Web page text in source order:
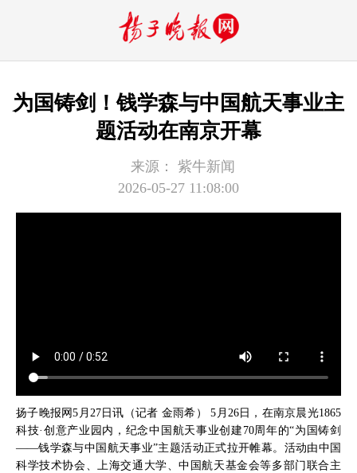
为国铸剑！钱学森与中国航天事业主
题活动在南京开幕
来源：
紫牛新闻
2026-05-27 11:08:00
扬子晚报网5月27日讯（记者 金雨希） 5月26日，在南京晨光1865
科技·创意产业园内，纪念中国航天事业创建70周年的“为国铸剑
——钱学森与中国航天事业”主题活动正式拉开帷幕。活动由中国
科学技术协会、上海交通大学、中国航天基金会等多部门联合主